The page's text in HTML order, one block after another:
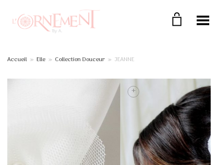
Toggle Menu
Accueil » Elle » Collection Douceur » JEANNE